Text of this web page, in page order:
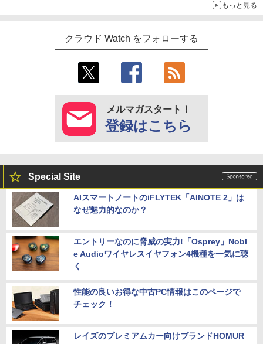
もっと見る
クラウド Watch をフォローする
メルマガスタート！
登録はこちら
Special Site
AIスマートノートのiFLYTEK「AINOTE 2」は
なぜ魅力的なのか？
エントリーなのに脅威の実力!「Osprey」Nobl
e Audioワイヤレスイヤフォン4機種を一気に聴
く
性能の良いお得な中古PC情報はこのページで
チェック！
レイズのプレミアムカー向けブランドHOMUR